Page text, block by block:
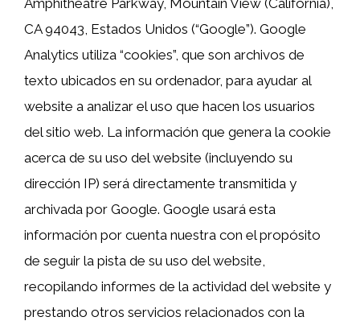
CA 94043, Estados Unidos (“Google”). Google
Analytics utiliza “cookies”, que son archivos de
texto ubicados en su ordenador, para ayudar al
website a analizar el uso que hacen los usuarios
del sitio web. La información que genera la cookie
acerca de su uso del website (incluyendo su
dirección IP) será directamente transmitida y
archivada por Google. Google usará esta
información por cuenta nuestra con el propósito
de seguir la pista de su uso del website,
recopilando informes de la actividad del website y
prestando otros servicios relacionados con la